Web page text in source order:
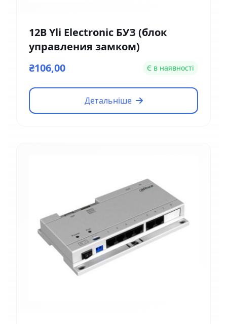
12В Yli Electronic БУЗ (блок
управления замком)
₴106,00
Є в наявності
Детальніше